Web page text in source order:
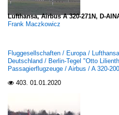
Lufthansa, Airbus A 320-271N, D-
Frank Maczkowicz
Fluggesellschaften / Europa /
Deutschland / Berlin-Tegel "Otto
Passagierflugzeuge / Airbus / A 320-
 403. 01.01.2020